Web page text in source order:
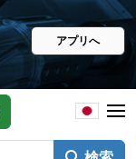
アプリへ